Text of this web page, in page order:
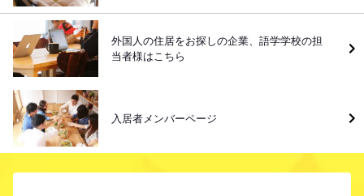
外国人の住居をお探しの企業、語学学校の担
当者様はこちら
入居者メンバーページ